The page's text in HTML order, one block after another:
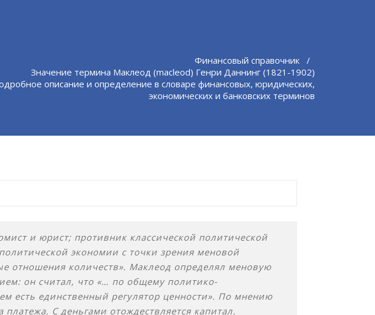
Финансовый справочник /
Значение термина Маклеод (macleod) Генри Даннинг (1821-1902)
описание и определение в словаре финансовых, юридических,
экономических и банковских терминов
и юрист; противник классической политической
экономии с точки зрения меновой
отношения количеств». Маклеод определял меновую
он считал, что «… по общему политико-
есть единственный регулятор ценности». По мнению
С деньгами отождествляется капитал.